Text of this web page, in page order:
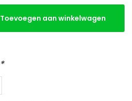
Toevoegen aan winkelwagen
*